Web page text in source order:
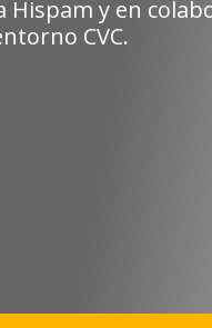
Hispam y en
CVC.